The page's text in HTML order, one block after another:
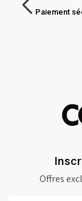
Paiement
Offres